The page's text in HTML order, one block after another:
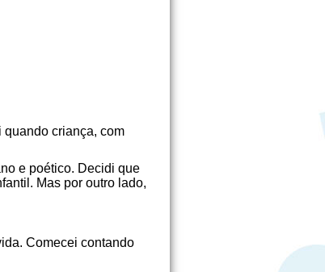
quando criança, com
e poético. Decidi que
Mas por outro lado,
Comecei contando